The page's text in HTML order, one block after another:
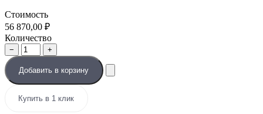
Стоимость
56 870,00 ₽
Количество
− +
Добавить в корзину
Купить в 1 клик